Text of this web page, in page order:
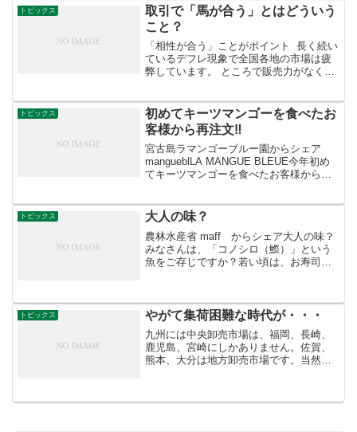
Birmingham Wholesale Market@bham...
トピックス
取引で「馬が合う」とはどういう
こと？
「相性が合う」ことがポイント 長く続い
ているデフレ現象で全国各地の市場は疲
弊しています。 ところで販売力がなくな
託販売」ですが、それ以上に疲弊してい
るのが産地です。...
トピックス
初めてキーツマンゴーを食べたお
客様から再注文‼️
宮古島ラマンゴーブルー園からシェア
mangueblLA MANGUE BLEUE今年初め
てキーツマンゴーを食べたお客様から再
たけど、送られて来たのは、1キロ近い大
き...
トピックス 大人の味？
農林水産省 maff からシェア大人の味？
みなさんは、「コノシロ（鰶）」という
魚をご存じですか？若い頃は、お寿司の
域によって様々です...
トピックス やがて集荷困難な時代が・・・
九州には中央卸売市場は、福岡、長崎、
鹿児島、宮崎にしかありません。佐賀、
熊本、大分は地方卸売市場です。当然、